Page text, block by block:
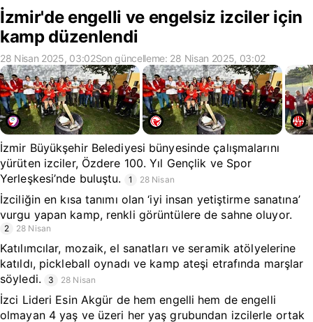
İzmir'de engelli ve engelsiz izciler için
kamp düzenlendi
28 Nisan 2025, 03:02Son güncelleme: 28 Nisan 2025, 03:02
İzmir Büyükşehir Belediyesi bünyesinde çalışmalarını
yürüten izciler, Özdere 100. Yıl Gençlik ve Spor
Yerleşkesi’nde buluştu.
1 28 Nisan
İzciliğin en kısa tanımı olan ‘iyi insan yetiştirme sanatına’
vurgu yapan kamp, renkli görüntülere de sahne oluyor.
2 28 Nisan
Katılımcılar, mozaik, el sanatları ve seramik atölyelerine
katıldı, pickleball oynadı ve kamp ateşi etrafında marşlar
söyledi.
3 28 Nisan
İzci Lideri Esin Akgür de hem engelli hem de engelli
olmayan 4 yaş ve üzeri her yaş grubundan izcilerle ortak